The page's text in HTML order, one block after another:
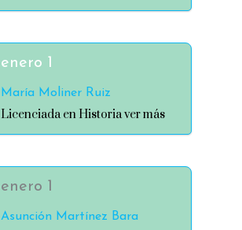
María Moliner Ruiz
enero 1
Licenciada en Historia ver más
Asunción Martínez Bara
enero 1